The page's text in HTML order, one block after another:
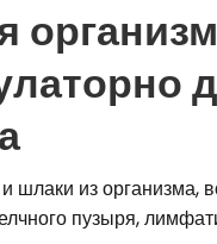
шлаки из организма,
пузыря,